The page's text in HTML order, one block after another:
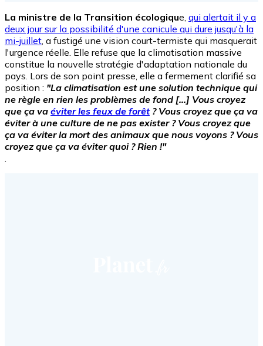
La ministre de la Transition écologique, qui alertait il y a
deux jour sur la possibilité d'une canicule qui dure jusqu'à la
mi-juillet , a fustigé une vision court-termiste qui masquerait
l'urgence réelle. Elle refuse que la climatisation massive
constitue la nouvelle stratégie d'adaptation nationale du
pays. Lors de son point presse, elle a fermement clarifié sa
position : "La climatisation est une solution technique qui
ne règle en rien les problèmes de fond [...] Vous croyez
que ça va éviter les feux de forêt? Vous croyez que ça va
éviter à une culture de ne pas exister ? Vous croyez que
ça va éviter la mort des animaux que nous voyons ? Vous
croyez que ça va éviter quoi ? Rien !"